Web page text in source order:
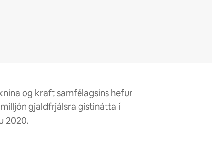
og kraft samfélagsins hefur
gjaldfrjálsra gistinátta í
2020.